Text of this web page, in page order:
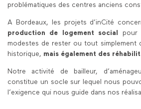
problématiques des centres anciens
A Bordeaux, les projets d’inCité
production de logement social
pour
modestes de rester ou tout simplement
historique, mais également des
Notre activité de bailleur,
constitue un socle sur lequel nous
l’exigence qui nous guide dans nos